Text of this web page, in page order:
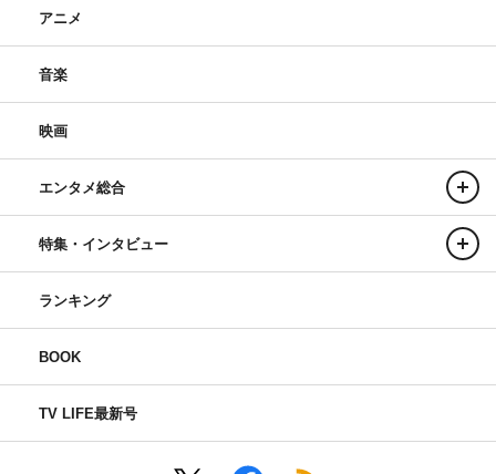
アニメ
音楽
映画
エンタメ総合
特集・インタビュー
ランキング
BOOK
TV LIFE最新号